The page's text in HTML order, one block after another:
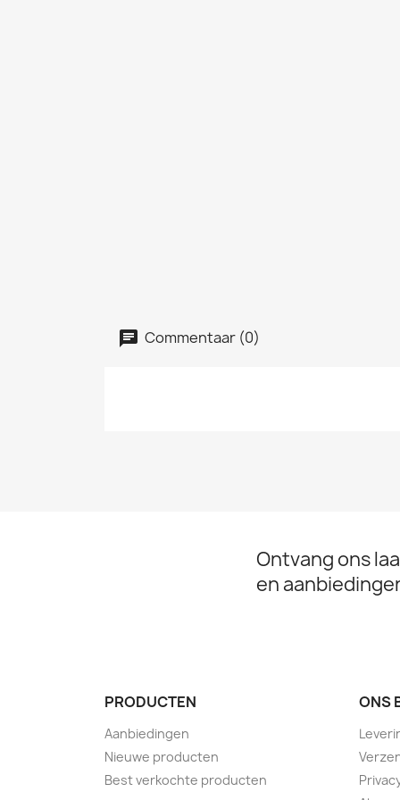
Commentaar (0)
Ontvang ons
en
PRODUCTEN
Aanbiedingen
Nieuwe producten
Best verkochte producten
ONS